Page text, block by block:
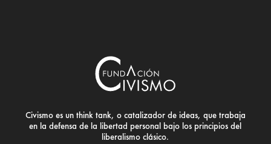
Civismo es un think tank, o catalizador de ideas, que trabaja
en la defensa de la libertad personal bajo los principios del
liberalismo clásico.